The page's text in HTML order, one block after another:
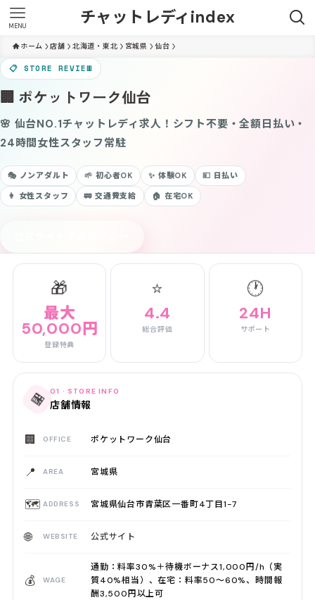
チャットレディindex
MENU
ホーム 店舗 北海道・東北 宮城県 仙台
📋 STORE REVIEW
🏢 ポケットワーク仙台
🌸 仙台NO.1チャットレディ求人！シフト不要・全額日払い・
24時間女性スタッフ常駐
🎭 ノンアダルト 🌱 初心者OK ✨ 体験OK 💴 日払い
👩 女性スタッフ 🚃 交通費支給 🏠 在宅OK
🎁
最大
50,000円
登録特典
⭐
4.4
総合評価
🕐
24H
サポート
🏪 01 · STORE INFO
店舗情報
🏢 OFFICE ポケットワーク仙台
📍 AREA 宮城県
🗺️ ADDRESS 宮城県仙台市青葉区一番町4丁目1-7
🌐 WEBSITE 公式サイト
💰 WAGE
通勤：料率30%＋待機ボーナス1,000円/h（実
質40%相当）、在宅：料率50〜60%、時間報
酬3,500円以上可